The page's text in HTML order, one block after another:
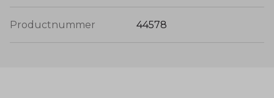
Productnummer 44578